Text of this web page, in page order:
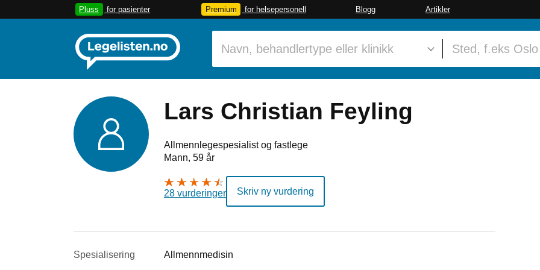
Pluss for pasienter Premium for helsepersonell Blogg Artikler
Lars Christian Feyling
Allmennlegespesialist og fastlege
Mann, 59 år
28 vurderinger Skriv ny vurdering
Spesialisering Allmennmedisin